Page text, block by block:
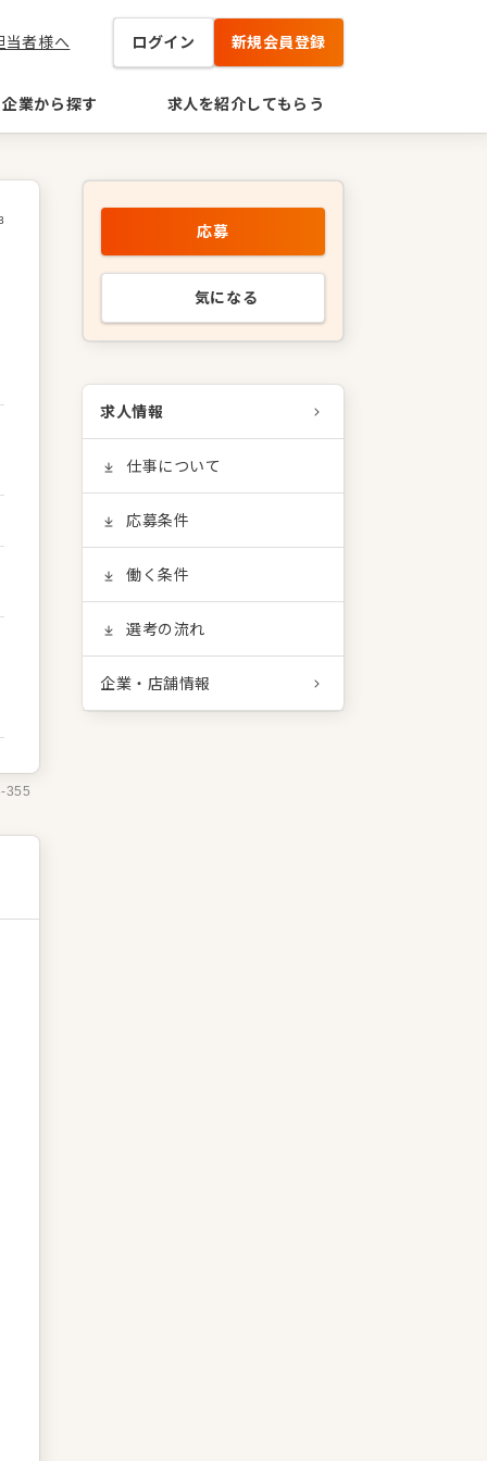
当者様へ ログイン 新規会員登録
企業から探す 求人を紹介してもらう
355
応募
気になる
求人情報
仕事について
応募条件
働く条件
選考の流れ
企業・店舗情報